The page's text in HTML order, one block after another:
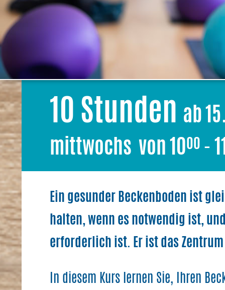
10 Stunden ab
mittwochs von 1000 -
Ein gesunder Beckenboden ist
halten, wenn es notwendig ist,
erforderlich ist. Er ist das
In diesem Kurs lernen Sie, Ihren